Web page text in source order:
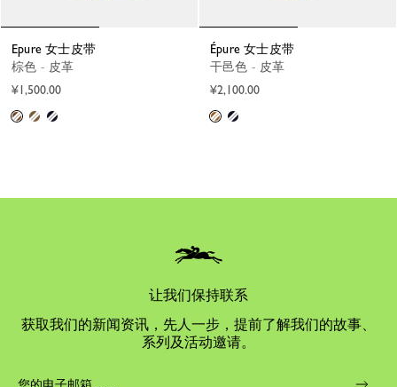
Epure 女士皮带
棕色 - 皮革
¥1,500.00
Épure 女士皮带
干邑色 - 皮革
¥2,100.00
让我们保持联系
获取我们的新闻资讯，先人一步，提前了解我们的故事、
系列及活动邀请。